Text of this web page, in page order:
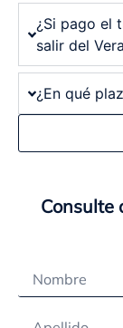
¿Si pago el
salir del
¿En qué
Consulte